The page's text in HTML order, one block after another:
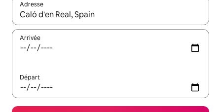
Adresse
Lorsque les résultats s'affichent, utilisez les flèches vers le
Arrivée
Départ